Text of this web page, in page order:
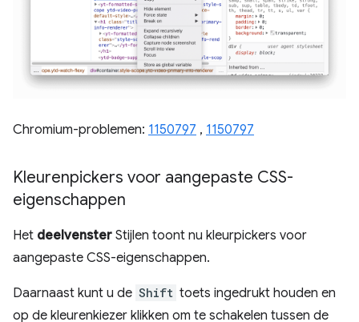
Chromium-problemen: 1150797 , 1150797
Kleurenpickers voor aangepaste CSS-
eigenschappen
Het deelvenster Stijlen toont nu kleurpickers voor
aangepaste CSS-eigenschappen.
Daarnaast kunt u de Shift toets ingedrukt houden en
op de kleurenkiezer klikken om te schakelen tussen de